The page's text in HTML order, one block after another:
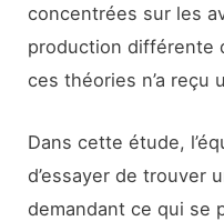
concentrées sur les
production différente
ces théories n’a reçu
Dans cette étude,
d’essayer de trouver
demandant ce qui se